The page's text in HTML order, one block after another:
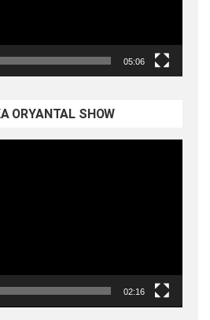
05:06
ORYANTAL SHOW
02:16